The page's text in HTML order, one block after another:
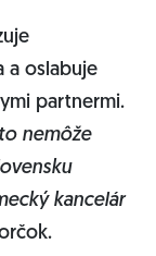
a oslabuje
partnermi.
nemôže
kancelár